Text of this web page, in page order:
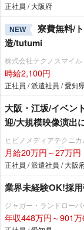
正社員 / 大阪府
NEW
寮費無料/
造/tutumi
株式会社テクノスマイル
時給2,100円
正社員 / 派遣社員 / 愛知
大阪・江坂/イベン
迎/大規模映像演出
ヒビノメディアテクニ
月給20万円～27万円
正社員 / 派遣社員 / 大阪
業界未経験OK!採
ジャガー・ランドローバ
年収448万円～901